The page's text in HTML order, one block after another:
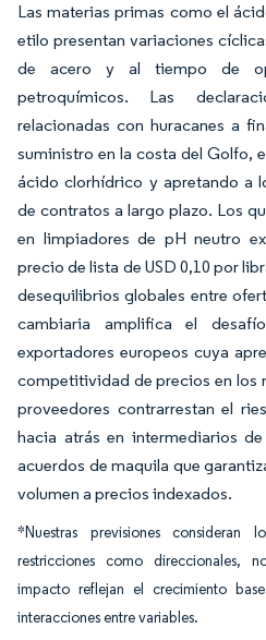
Las materias primas como el
etilo presentan variaciones
de acero y al tiempo de
petroquímicos. Las
relacionadas con huracanes a
suministro en la costa del Golfo,
ácido clorhídrico y apretando a
de contratos a largo plazo. Los
en limpiadores de pH neutro
precio de lista de USD 0,10 por
desequilibrios globales entre
cambiaria amplifica el
exportadores europeos cuya
competitividad de precios en los
proveedores contrarrestan el
hacia atrás en intermediarios
acuerdos de maquila que
volumen a precios indexados.
*Nuestras previsiones
restricciones como direccionales,
impacto reflejan el crecimiento
interacciones entre variables.